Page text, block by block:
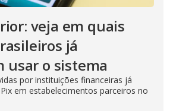
veja em quais
já
usar o sistema
por instituições financeiras já
em estabelecimentos parceiros no